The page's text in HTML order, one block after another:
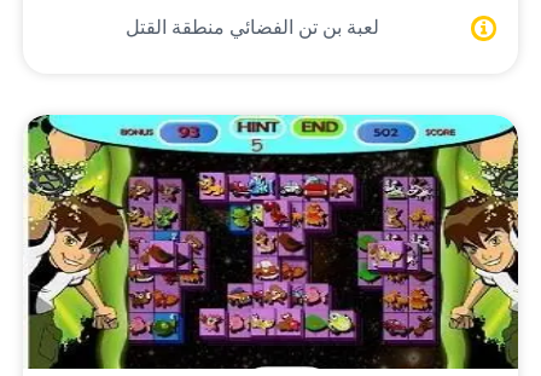
لعبة بن تن الفضائي منطقة القتل